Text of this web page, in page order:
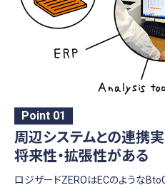
Point 01
周辺システムとの連携
将来性・拡張性がある
ロジザードZEROはECのような